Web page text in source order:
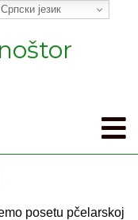
posetu pčelarskoj
Српски језик